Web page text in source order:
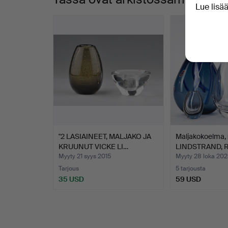
"2 LASIAINEET, MALJAKO JA
KRUUNUT VICKE LI…
Myyty 21 syys 2015
Tarjous
35 USD
Maljakokoelma,
LINDSTRAND,
Myyty 28 loka
5 tarjousta
59 USD
Lue lisää